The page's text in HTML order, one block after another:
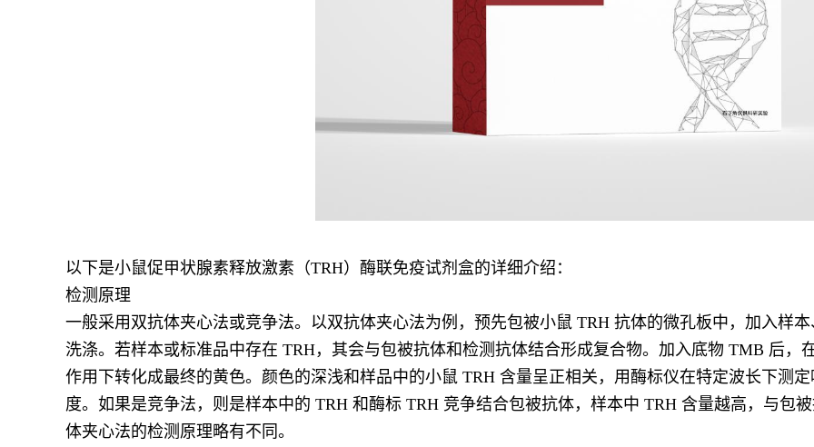
以下是小鼠促甲状腺素释放激素（TRH）酶联免疫试剂盒的详细介绍：
检测原理
一般采用双抗体夹心法或竞争法。以双抗体夹心法为例，预先包被小鼠 TRH 抗体的微孔板中，加入样
洗涤。若样本或标准品中存在 TRH，其会与包被抗体和检测抗体结合形成复合物。加入底物 TMB 后，
作用下转化成最终的黄色。颜色的深浅和样品中的小鼠 TRH 含量呈正相关，用酶标仪在特定波长下测
度。如果是竞争法，则是样本中的 TRH 和酶标 TRH 竞争结合包被抗体，样本中 TRH 含量越高，与包
体夹心法的检测原理略有不同。